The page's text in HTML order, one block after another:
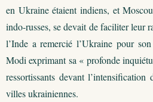
en Ukraine étaient indiens, et
indo-russes, se devait de faciliter leur
l’Inde a remercié l’Ukraine pour
Modi exprimant sa « profonde
ressortissants devant l’intensification
villes ukrainiennes.